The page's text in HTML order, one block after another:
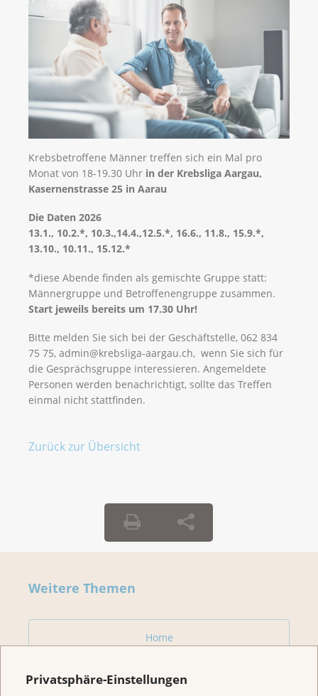
Privatsphäre-Einstellungen
Krebsbetroffene Männer treffen sich ein Mal pro
Monat von 18-19.30 Uhr in der Krebsliga Aargau,
Kasernenstrasse 25 in Aarau
Die Daten 2026
13.1., 10.2.*, 10.3.,14.4.,12.5.*, 16.6., 11.8., 15.9.*,
13.10., 10.11., 15.12.*
*diese Abende finden als gemischte Gruppe statt:
Männergruppe und Betroffenengruppe zusammen.
Start jeweils bereits um 17.30 Uhr!
Bitte melden Sie sich bei der Geschäftstelle, 062 834
75 75, admin@krebsliga-aargau.ch, wenn Sie sich für
die Gesprächsgruppe interessieren. Angemeldete
Personen werden benachrichtigt, sollte das Treffen
einmal nicht stattfinden.
Zurück zur Übersicht
Weitere Themen
Home
Für Betroffene & Angehörige